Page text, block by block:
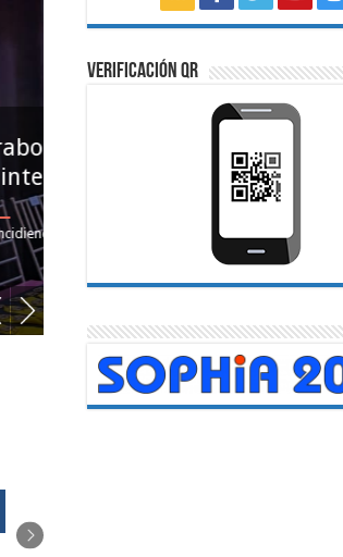
Homenajeados médicos
durante acto central
20 abril, 2026
En una emotiva ceremonia celebrada en
Valencia, más de 150 médicos del
VERIFICACIÓN QR